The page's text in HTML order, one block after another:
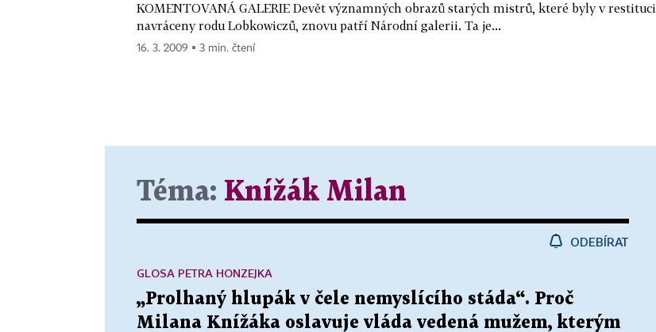
KOMENTOVANÁ GALERIE Devět významných obrazů starých mistrů, které byly v restituci
navráceny rodu Lobkowiczů, znovu patří Národní galerii. Ta je...
16. 3. 2009 ▪ 3 min. čtení
Téma: Knížák Milan
ODEBÍRAT
„Prolhaný hlupák v čele nemyslícího stáda“. Proč
Milana Knížáka oslavuje vláda vedená mužem, kterým
GLOSA PETRA HONZEJKA